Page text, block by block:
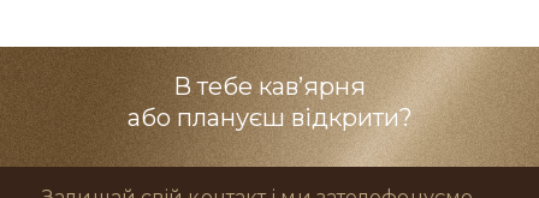
В тебе кав’ярня
або плануєш відкрити?